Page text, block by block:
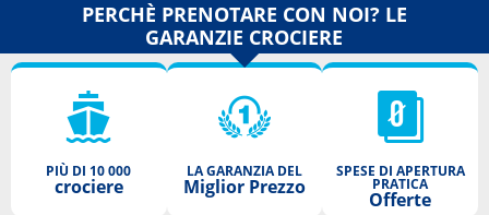
PERCHÈ PRENOTARE CON NOI? LE
GARANZIE CROCIERE
PIÙ DI 10 000
crociere
LA GARANZIA DEL
Miglior Prezzo
SPESE DI APERTURA
PRATICA
Offerte